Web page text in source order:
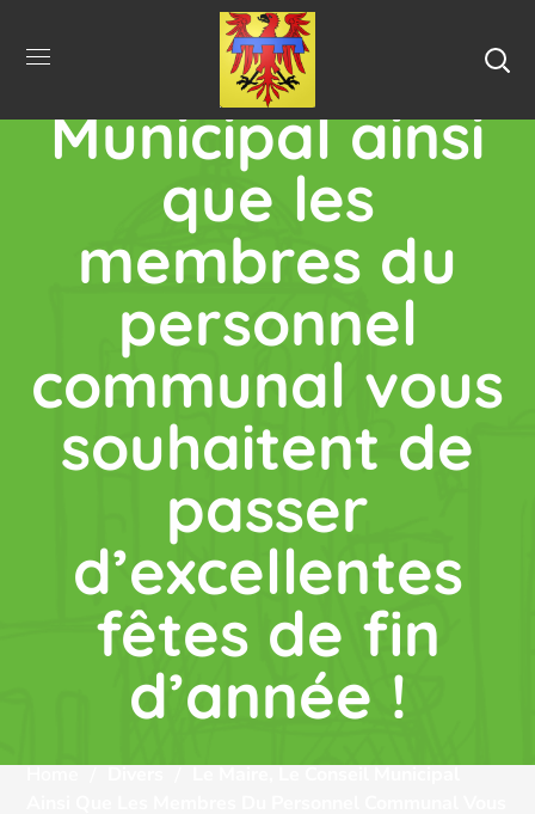
Conseil
Municipal ainsi
que les
membres du
personnel
communal vous
souhaitent de
passer
d’excellentes
fêtes de fin
d’année !
Home Divers
Le Maire, Le Conseil Municipal